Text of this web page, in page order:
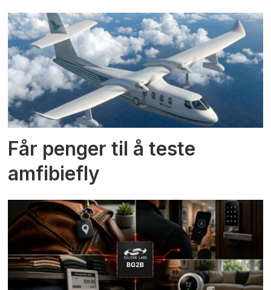
Får penger til å teste
amfibiefly